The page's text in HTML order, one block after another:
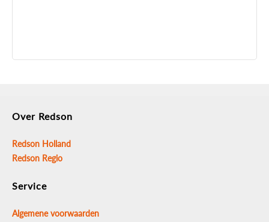
Over Redson
Redson Holland
Redson Regio
Service
Algemene voorwaarden